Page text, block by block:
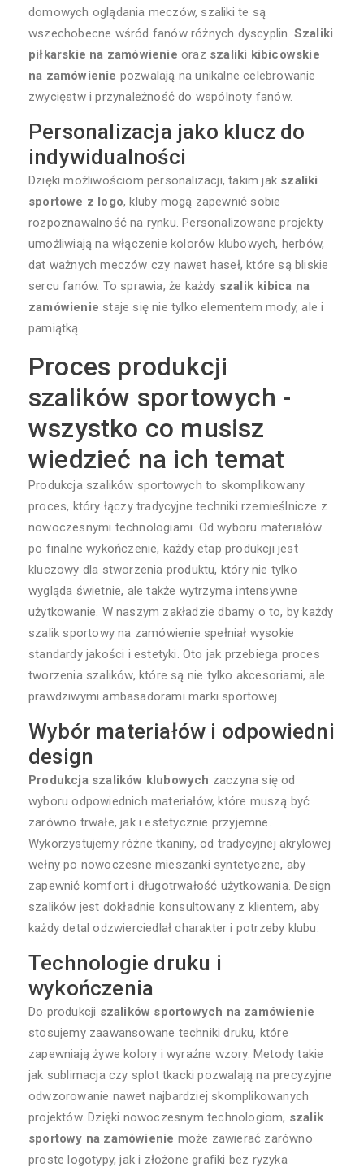
domowych oglądania meczów, szaliki te są
wszechobecne wśród fanów różnych dyscyplin. Szaliki
piłkarskie na zamówienie oraz szaliki kibicowskie
na zamówienie pozwalają na unikalne celebrowanie
zwycięstw i przynależność do wspólnoty fanów.
Personalizacja jako klucz do
indywidualności
Dzięki możliwościom personalizacji, takim jak szaliki
sportowe z logo, kluby mogą zapewnić sobie
rozpoznawalność na rynku. Personalizowane projekty
umożliwiają na włączenie kolorów klubowych, herbów,
dat ważnych meczów czy nawet haseł, które są bliskie
sercu fanów. To sprawia, że każdy szalik kibica na
zamówienie staje się nie tylko elementem mody, ale i
pamiątką.
Proces produkcji
szalików sportowych -
wszystko co musisz
wiedzieć na ich temat
Produkcja szalików sportowych to skomplikowany
proces, który łączy tradycyjne techniki rzemieślnicze z
nowoczesnymi technologiami. Od wyboru materiałów
po finalne wykończenie, każdy etap produkcji jest
kluczowy dla stworzenia produktu, który nie tylko
wygląda świetnie, ale także wytrzyma intensywne
użytkowanie. W naszym zakładzie dbamy o to, by każdy
szalik sportowy na zamówienie spełniał wysokie
standardy jakości i estetyki. Oto jak przebiega proces
tworzenia szalików, które są nie tylko akcesoriami, ale
prawdziwymi ambasadorami marki sportowej.
Wybór materiałów i odpowiedni
design
Produkcja szalików klubowych zaczyna się od
wyboru odpowiednich materiałów, które muszą być
zarówno trwałe, jak i estetycznie przyjemne.
Wykorzystujemy różne tkaniny, od tradycyjnej akrylowej
wełny po nowoczesne mieszanki syntetyczne, aby
zapewnić komfort i długotrwałość użytkowania. Design
szalików jest dokładnie konsultowany z klientem, aby
każdy detal odzwierciedlał charakter i potrzeby klubu.
Technologie druku i
wykończenia
Do produkcji szalików sportowych na zamówienie
stosujemy zaawansowane techniki druku, które
zapewniają żywe kolory i wyraźne wzory. Metody takie
jak sublimacja czy splot tkacki pozwalają na precyzyjne
odwzorowanie nawet najbardziej skomplikowanych
projektów. Dzięki nowoczesnym technologiom, szalik
sportowy na zamówienie może zawierać zarówno
proste logotypy, jak i złożone grafiki bez ryzyka